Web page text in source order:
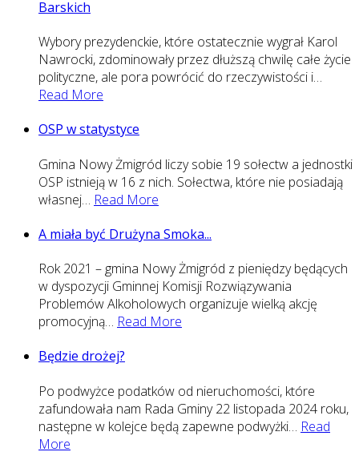
Barskich
Wybory prezydenckie, które ostatecznie wygrał Karol
Nawrocki, zdominowały przez dłuższą chwilę całe życie
polityczne, ale pora powrócić do rzeczywistości i…
Read More
OSP w statystyce
Gmina Nowy Żmigród liczy sobie 19 sołectw a jednostki
OSP istnieją w 16 z nich. Sołectwa, które nie posiadają
własnej… Read More
A miała być Drużyna Smoka...
Rok 2021 – gmina Nowy Żmigród z pieniędzy będących
w dyspozycji Gminnej Komisji Rozwiązywania
Problemów Alkoholowych organizuje wielką akcję
promocyjną… Read More
Będzie drożej?
Po podwyżce podatków od nieruchomości, które
zafundowała nam Rada Gminy 22 listopada 2024 roku,
następne w kolejce będą zapewne podwyżki… Read
More